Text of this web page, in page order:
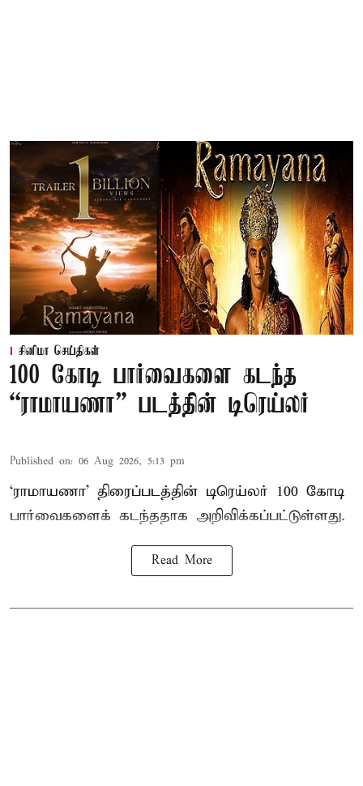
சினிமா செய்திகள்
100 கோடி பார்வைகளை கடந்த
“ராமாயணா” படத்தின் டிரெய்லர்
Published on: 06 Aug 2026, 5:13 pm
‘ராமாயணா’ திரைப்படத்தின் டிரெய்லர் 100 கோடி
பார்வைகளைக் கடந்ததாக அறிவிக்கப்பட்டுள்ளது.
Read More